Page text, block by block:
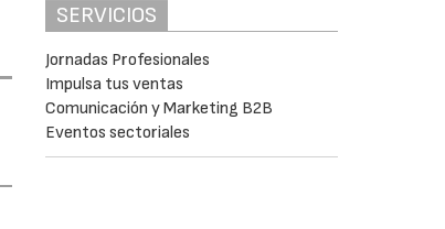
SERVICIOS
Jornadas Profesionales
Impulsa tus ventas
Comunicación y Marketing B2B
Eventos sectoriales